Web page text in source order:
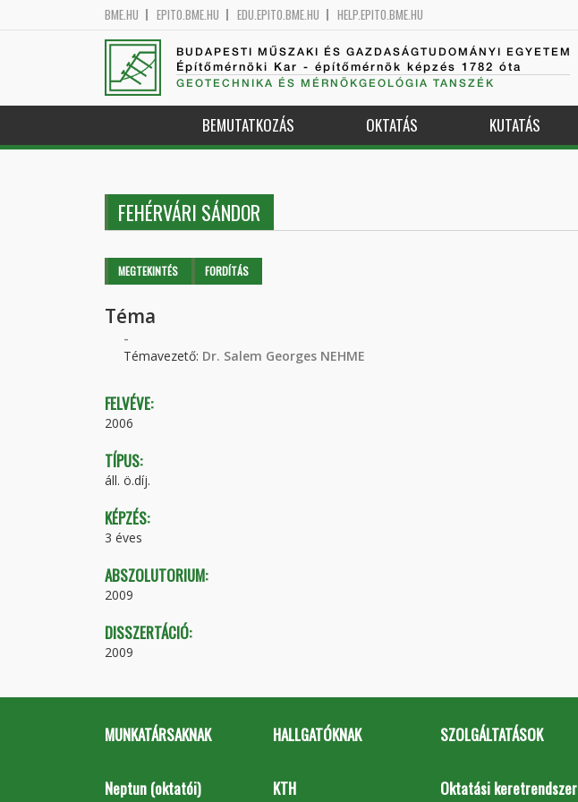
BME.HU EPITO.BME.HU EDU.EPITO.BME.HU HELP.EPITO.BME.HU
BUDAPESTI MŰSZAKI ÉS GAZDASÁGTUDOMÁNYI EGYETEM
Építőmérnöki Kar - építőmérnök képzés 1782 óta
GEOTECHNIKA ÉS MÉRNÖKGEOLÓGIA TANSZÉK
BEMUTATKOZÁS OKTATÁS KUTATÁS
FEHÉRVÁRI SÁNDOR
Elsődleges fülek
MEGTEKINTÉS (AKTÍVFORDÍTÁS
Téma
-
Témavezető: Dr. Salem Georges NEHME
FELVÉVE:
2006
TÍPUS:
áll. ö.díj.
KÉPZÉS:
3 éves
ABSZOLUTORIUM:
2009
DISSZERTÁCIÓ:
2009
MUNKATÁRSAKNAK
Neptun (oktatói)
HALLGATÓKNAK
KTH
SZOLGÁLTATÁSOK
Oktatási keretrendszer